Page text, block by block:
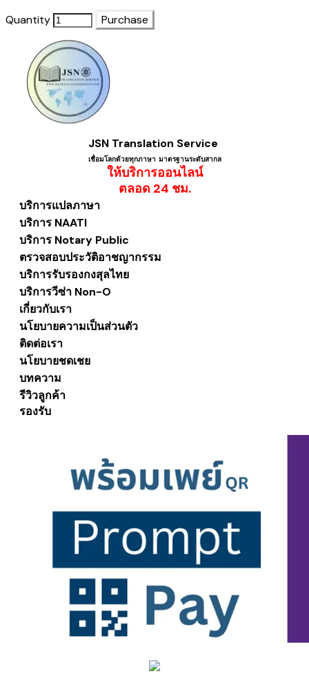
Quantity
Purchase
JSN Translation Service
เชื่อมโลกด้วยทุกภาษา ​มาตรฐานระดับสากล
ให้บริการออนไลน์
​ตลอด 24 ชม.
บริการแปลภาษา
บริการ NAATI
บริการ Notary Public
ตรวจสอบประวัติอาชญากรรม
บริการรับรองกงสุลไทย
บริการวีซ่า Non-O
เกี่ยวกับเรา
นโยบายความเป็นส่วนตัว
ติดต่อเรา
นโยบายชดเชย
บทความ
รีวิวลูกค้า
รองรับ